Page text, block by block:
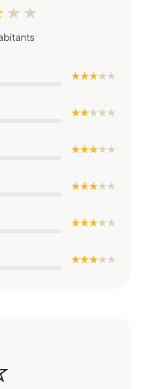
★ ★
★ ★ ★★★
★ ★★★★
★ ★ ★★★
★ ★ ★★★
★ ★ ★★★
★ ★ ★★★